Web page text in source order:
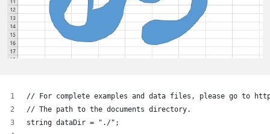
// For complete examples and data files, please go to
// The path to the documents directory.
string dataDir = "./";